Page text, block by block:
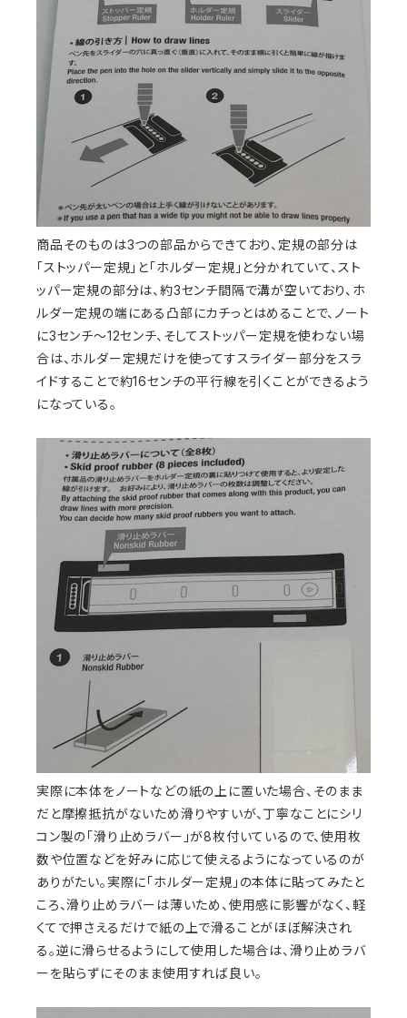
商品そのものは3つの部品からできており、定規の部分は
「ストッパー定規」と「ホルダー定規」と分かれていて、スト
ッパー定規の部分は、約3センチ間隔で溝が空いており、ホ
ルダー定規の端にある凸部にカチっとはめることで、ノート
に3センチ〜12センチ、そしてストッパー定規を使わない場
合は、ホルダー定規だけを使ってすスライダー部分をスラ
イドすることで約16センチの平行線を引くことができるよう
になっている。
実際に本体をノートなどの紙の上に置いた場合、そのまま
だと摩擦抵抗がないため滑りやすいが、丁寧なことにシリ
コン製の「滑り止めラバー」が8枚付いているので、使用枚
数や位置などを好みに応じて使えるようになっているのが
ありがたい。実際に「ホルダー定規」の本体に貼ってみたと
ころ、滑り止めラバーは薄いため、使用感に影響がなく、軽
くてで押さえるだけで紙の上で滑ることがほぼ解決され
る。逆に滑らせるようにして使用した場合は、滑り止めラバ
ーを貼らずにそのまま使用すれば良い。